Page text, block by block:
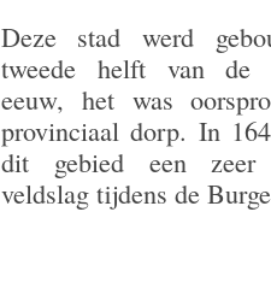
Deze stad werd
tweede helft van de
eeuw, het was
provinciaal dorp. In
dit gebied een zeer
veldslag tijdens de